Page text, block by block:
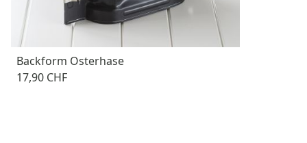
Backform Osterhase
17,90 CHF